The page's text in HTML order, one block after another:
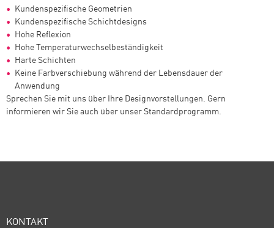
Kundenspezifische Geometrien
Kundenspezifische Schichtdesigns
Hohe Reflexion
Hohe Temperaturwechselbeständigkeit
Harte Schichten
Keine Farbverschiebung während der Lebensdauer der
Anwendung
Sprechen Sie mit uns über Ihre Designvorstellungen. Gern
informieren wir Sie auch über unser Standardprogramm.
KONTAKT